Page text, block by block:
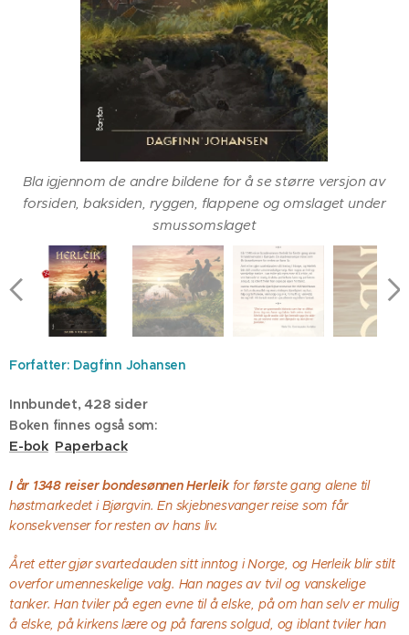
Bla igjennom de andre bildene for å se større versjon av
forsiden, baksiden, ryggen, flappene og omslaget under
smussomslaget
Bokens forside (smussomslaget)
Bokens bakside (smussomslaget)
Det er bare ryggen som er synlig i bokhylla - slik ser den ut
med smussomslaget på
Smussomslagets flapp rundt forsidepermen
Smussomslagets flapp rundt baksidepermen
Slik ser boken ut innenfor smussomslaget (bakside, rygg,
forside)
Forfatter: Dagfinn Johansen
Innbundet, 428 sider
Boken finnes også som:
E-bok Paperback
I år 1348 reiser bondesønnen Herleikfor første gang alene til
høstmarkedet i Bjørgvin. En skjebnesvanger reise som får
konsekvenser for resten av hans liv.
Året etter gjør svartedauden sitt inntog i Norge, og Herleik blir stilt
overfor umenneskelige valg. Han nages av tvil og vanskelige
tanker. Han tviler på egen evne til å elske, på om han selv er mulig
å elske, på kirkens lære og på farens solgud, og iblant tviler han